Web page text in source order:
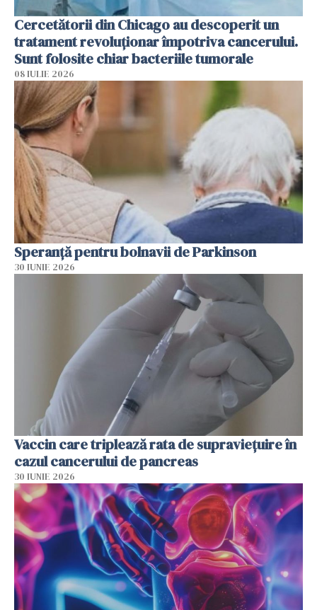
Cercetătorii din Chicago au descoperit un
tratament revoluționar împotriva cancerului.
Sunt folosite chiar bacteriile tumorale
08 IULIE 2026
Speranță pentru bolnavii de Parkinson
30 IUNIE 2026
Vaccin care triplează rata de supraviețuire în
cazul cancerului de pancreas
30 IUNIE 2026